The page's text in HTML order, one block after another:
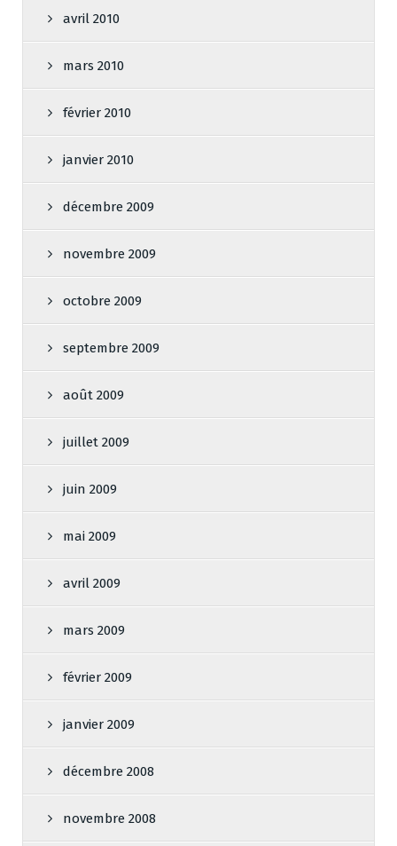
avril 2010
mars 2010
février 2010
janvier 2010
décembre 2009
novembre 2009
octobre 2009
septembre 2009
août 2009
juillet 2009
juin 2009
mai 2009
avril 2009
mars 2009
février 2009
janvier 2009
décembre 2008
novembre 2008